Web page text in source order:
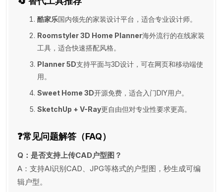
酷家乐国内领先的家装设计平台，适合专业设计师。
Roomstyler 3D Home Planner海外流行的在线家装
工具，适合快速搭配风格。
Planner 5D支持平面与3D设计，可在网页和移动端使
用。
Sweet Home 3D开源免费，适合入门DIY用户。
SketchUp + V-Ray更自由但对专业性要求更高。
❓常见问题解答（FAQ）
Q：是否支持上传CAD户型图？
A：支持AI识别CAD、JPG等格式的户型图，秒生成可编
辑户型。